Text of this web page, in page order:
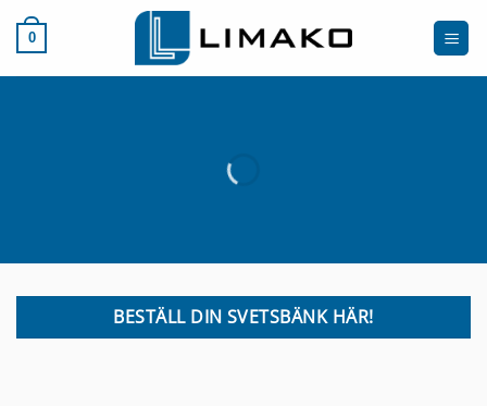
Skip
0
BESTÄLL DIN SVETSBÄNK HÄR!